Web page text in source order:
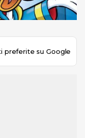
preferite su Google